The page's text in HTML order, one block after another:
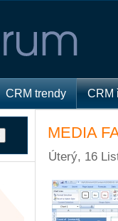
CRM trendy CRM
MEDIA
Úterý, 16